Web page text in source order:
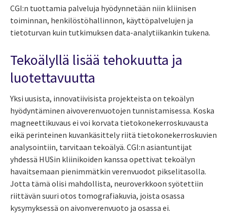
CGI:n tuottamia palveluja hyödynnetään niin kliinisen
toiminnan, henkilöstöhallinnon, käyttöpalvelujen ja
tietoturvan kuin tutkimuksen data-analytiikankin tukena.
Tekoälyllä lisää tehokuutta ja
luotettavuutta
Yksi uusista, innovatiivisista projekteista on tekoälyn
hyödyntäminen aivoverenvuotojen tunnistamisessa. Koska
magneettikuvaus ei voi korvata tietokonekerroskuvausta
eikä perinteinen kuvankäsittely riitä tietokonekerroskuvien
analysointiin, tarvitaan tekoälyä. CGI:n asiantuntijat
yhdessä HUSin kliinikoiden kanssa opettivat tekoälyn
havaitsemaan pienimmätkin verenvuodot pikselitasolla.
Jotta tämä olisi mahdollista, neuroverkkoon syötettiin
riittävän suuri otos tomografiakuvia, joista osassa
kysymyksessä on aivonverenvuoto ja osassa ei.